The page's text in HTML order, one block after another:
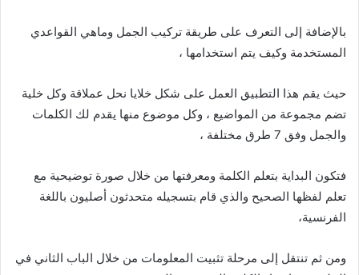
بالإضافة إلى التعرف على طريقة تركيب الجمل وماهي القواعدي
المستخدمة وكيف يتم استخدامها ،
حيث يقم هذا التطبيق العمل على شكل خلايا نحل عملاقة وكل خلية
تضم مجموعة من المواضيع ، وكل موضوع منها يقدم لك الكلمات
والجمل وفق 7 طرق مختلفة ،
فتكون البداية بتعلم الكلمة ومعرفتها من خلال صورة توضيحية مع
تعلم لفظها الصحيح والذي قام بتسجيله متحدثون أصليون باللغة
الفرنسية،
ومن ثم تنتقل إلى مرحلة تثبيت المعلومات من خلال الباب الثاني في